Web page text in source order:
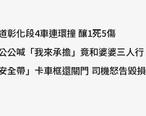
彰化段4車連環撞 釀1死5傷
公喊「我來承擔」竟和婆婆三人行
全帶」卡車框還關門 司機怒告毀損